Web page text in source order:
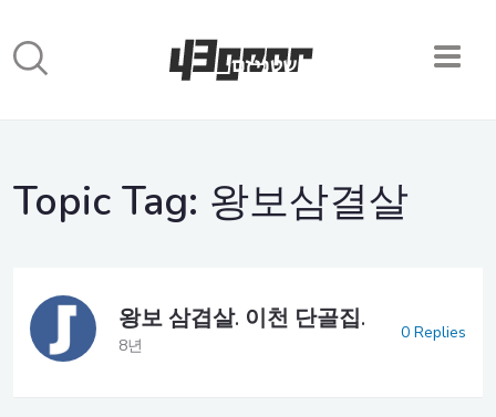
Topic Tag: 왕보삼결살
왕보 삼겹살. 이천 단골집.
8년
0 Replies